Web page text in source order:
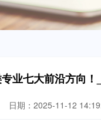
业七大前沿方向
日期：2025-11-12